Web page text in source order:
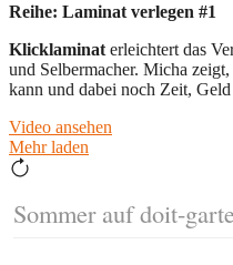
Reihe: Laminat verlegen #1
Klicklaminat erleichtert das
und Selbermacher. Micha
kann und dabei noch Zeit,
Video ansehen
Mehr laden
Sommer auf doit-